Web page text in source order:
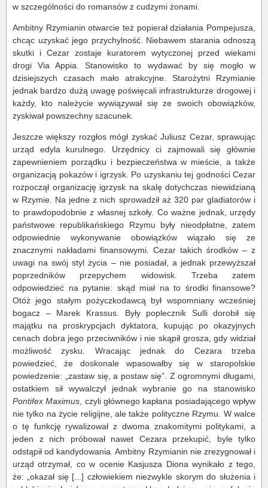
w szczególności do romansów z cudzymi żonami.
Ambitny Rzymianin otwarcie też popierał działania Pompejusza,
chcąc uzyskać jego przychylność. Niebawem starania odnoszą
skutki i Cezar zostaje kuratorem wytyczonej przed wiekami
drogi Via Appia. Stanowisko to wydawać by się mogło w
dzisiejszych czasach mało atrakcyjne. Starożytni Rzymianie
jednak bardzo dużą uwagę poświęcali infrastrukturze drogowej i
każdy, kto należycie wywiązywał się ze swoich obowiązków,
zyskiwał powszechny szacunek.
Jeszcze większy rozgłos mógł zyskać Juliusz Cezar, sprawując
urząd edyla kurulnego. Urzędnicy ci zajmowali się głównie
zapewnieniem porządku i bezpieczeństwa w mieście, a także
organizacją pokazów i igrzysk. Po uzyskaniu tej godności Cezar
rozpoczął organizację igrzysk na skalę dotychczas niewidzianą
w Rzymie. Na jedne z nich sprowadził aż 320 par gladiatorów i
to prawdopodobnie z własnej szkoły. Co ważne jednak, urzędy
państwowe republikańskiego Rzymu były nieodpłatne, zatem
odpowiednie wykonywanie obowiązków wiązało się ze
znacznymi nakładami finansowymi. Cezar takich środków – z
uwagi na swój styl życia – nie posiadał, a jednak przewyższał
poprzedników przepychem widowisk. Trzeba zatem
odpowiedzieć na pytanie: skąd miał na to środki finansowe?
Otóż jego stałym pożyczkodawcą był wspomniany wcześniej
bogacz – Marek Krassus. Były poplecznik Sulli dorobił się
majątku na proskrypcjach dyktatora, kupując po okazyjnych
cenach dobra jego przeciwników i nie skąpił grosza, gdy widział
możliwość zysku. Wracając jednak do Cezara trzeba
powiedzieć, że doskonale wpasowałby się w staropolskie
powiedzenie: „zastaw się, a postaw się”. Z ogromnymi długami,
ostatkiem sił wywalczył jednak wybranie go na stanowisko
Pontifex Maximus , czyli głównego kapłana posiadającego wpływ
nie tylko na życie religijne, ale także polityczne Rzymu. W walce
o tę funkcję rywalizował z dwoma znakomitymi politykami, a
jeden z nich próbował nawet Cezara przekupić, byle tylko
odstąpił od kandydowania. Ambitny Rzymianin nie zrezygnował i
urząd otrzymał, co w ocenie Kasjusza Diona wynikało z tego,
że: „okazał się [...] człowiekiem niezwykle skorym do służenia i